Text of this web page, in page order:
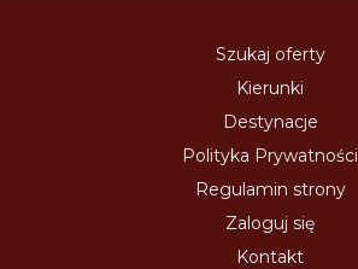
Szukaj oferty
Kierunki
Destynacje
Polityka Prywatności
Regulamin strony
Zaloguj się
Kontakt